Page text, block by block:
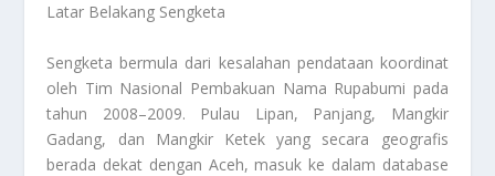
Latar Belakang Sengketa
Sengketa bermula dari kesalahan pendataan koordinat
oleh Tim Nasional Pembakuan Nama Rupabumi pada
tahun 2008–2009. Pulau Lipan, Panjang, Mangkir
Gadang, dan Mangkir Ketek yang secara geografis
berada dekat dengan Aceh, masuk ke dalam database